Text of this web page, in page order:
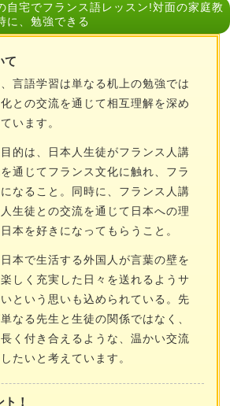
自宅でフランス語レッスン!対面の家庭教
に、勉強できる
て
言語学習は単なる机上の勉強では
との交流を通じて相互理解を深め
います。
的は、日本人生徒がフランス人講
通じてフランス文化に触れ、フラ
なること。同時に、フランス人講
生徒との交流を通じて日本への理
本を好きになってもらうこと。
本で生活する外国人が言葉の壁を
しく充実した日々を送れるようサ
という思いも込められている。先
なる先生と生徒の関係ではなく、
く付き合えるような、温かい交流
たいと考えています。
！